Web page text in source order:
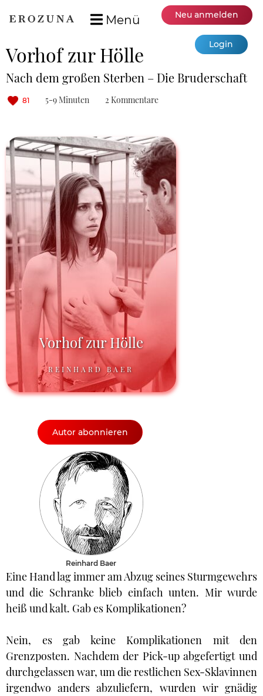
Menü Neu anmelden
Login
Vorhof zur Hölle
Nach dem großen Sterben – Die Bruderschaft
81 5-9 Minuten 2 Kommentare
Vorhof zur Hölle
REINHARD BAER
Autor abonnieren
Reinhard Baer
Eine Hand lag immer am Abzug seines Sturmgewehrs
und die Schranke blieb einfach unten. Mir wurde
heiß und kalt. Gab es Komplikationen?
Nein, es gab keine Komplikationen mit den
Grenzposten. Nachdem der Pick-up abgefertigt und
durchgelassen war, um die restlichen Sex-Sklavinnen
irgendwo anders abzuliefern, wurden wir gnädig